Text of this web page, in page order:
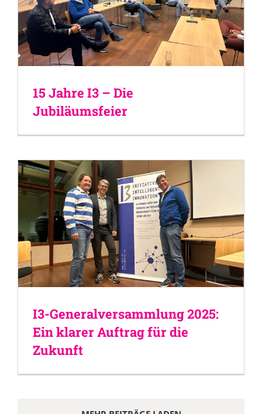
15 Jahre I3 – Die
Jubiläumsfeier
I3-Generalversammlung 2025:
Ein klarer Auftrag für die
Zukunft